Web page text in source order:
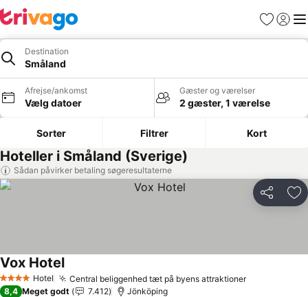
Favoritter
Log ind
Destination
Småland
Afrejse/ankomst
Vælg datoer
Gæster og værelser
2 gæster, 1 værelse
Sorter Filtrer Kort
Hoteller i Småland (Sverige)
Sådan påvirker betaling søgeresultaterne
Del
4 StjernerHotel Central beliggenhed tæt på byens attraktioner
Vox Hotel
8,4 Meget godt 7.412 Jönköping